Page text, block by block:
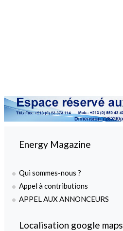
Energy Magazine
Qui sommes-nous ?
Appel à contributions
APPEL AUX ANNONCEURS
Localisation google maps